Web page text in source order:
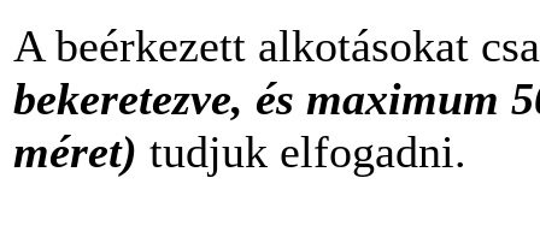
A beérkezett alkotásokat
bekeretezve, és maximum
méret) tudjuk elfogadni.